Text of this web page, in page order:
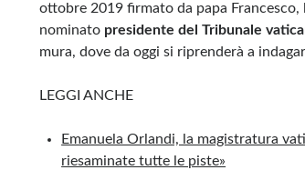
ottobre 2019 firmato da papa Francesco,
nominato presidente del Tribunale
mura, dove da oggi si riprenderà a
LEGGI ANCHE
Emanuela Orlandi, la magistratura
riesaminate tutte le piste»